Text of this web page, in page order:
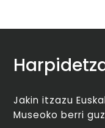
Jakin itzazu
Museoko berri